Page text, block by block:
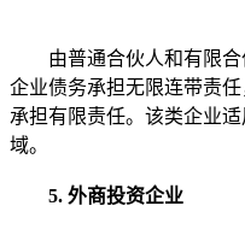
由普通合伙人和有限合
企业债务承担无限连带责
承担有限责任。该类企业
域。
5. 外商投资企业